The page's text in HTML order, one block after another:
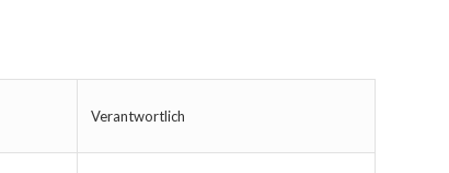
Verantwortlich